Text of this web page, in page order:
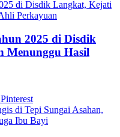
2025 di Disdik
Menunggu Hasil
Pinterest